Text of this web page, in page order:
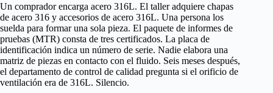
Un comprador encarga acero 316L. El taller adquiere chapas
de acero 316 y accesorios de acero 316L. Una persona los
suelda para formar una sola pieza. El paquete de informes de
pruebas (MTR) consta de tres certificados. La placa de
identificación indica un número de serie. Nadie elabora una
matriz de piezas en contacto con el fluido. Seis meses después,
el departamento de control de calidad pregunta si el orificio de
ventilación era de 316L. Silencio.